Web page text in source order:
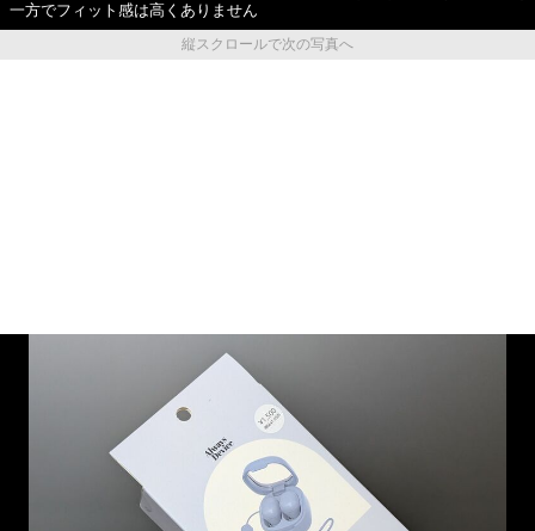
一方でフィット感は高くありません
縦スクロールで次の写真へ